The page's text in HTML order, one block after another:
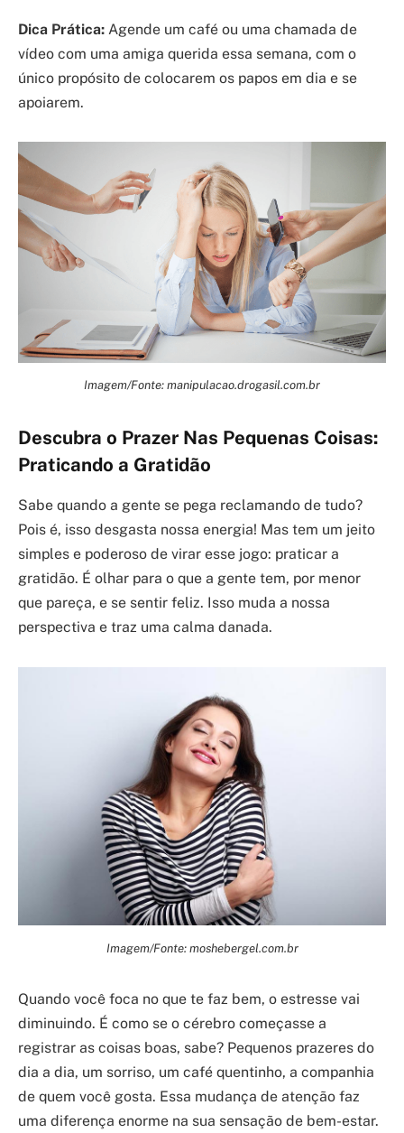
Dica Prática: Agende um café ou uma chamada de
vídeo com uma amiga querida essa semana, com o
único propósito de colocarem os papos em dia e se
apoiarem.
Imagem/Fonte: manipulacao.drogasil.com.br
Descubra o Prazer Nas Pequenas Coisas:
Praticando a Gratidão
Sabe quando a gente se pega reclamando de tudo?
Pois é, isso desgasta nossa energia! Mas tem um jeito
simples e poderoso de virar esse jogo: praticar a
gratidão. É olhar para o que a gente tem, por menor
que pareça, e se sentir feliz. Isso muda a nossa
perspectiva e traz uma calma danada.
Imagem/Fonte: moshebergel.com.br
Quando você foca no que te faz bem, o estresse vai
diminuindo. É como se o cérebro começasse a
registrar as coisas boas, sabe? Pequenos prazeres do
dia a dia, um sorriso, um café quentinho, a companhia
de quem você gosta. Essa mudança de atenção faz
uma diferença enorme na sua sensação de bem-estar.